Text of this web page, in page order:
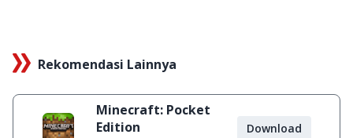
Rekomendasi Lainnya
Minecraft: Pocket
Edition
Download